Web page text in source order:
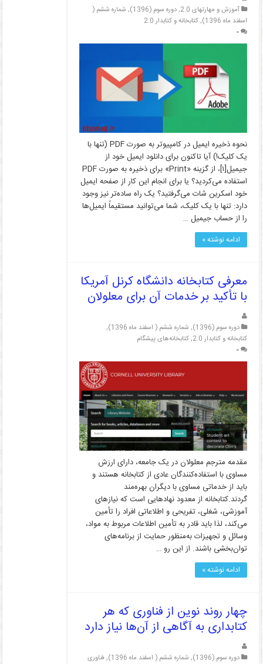
آموزش و مهارتهای 2.0 ,دوره سوم (1396) , شماره ششم (
اسفند ماه 1396)
,کتابخانه و کتابدار 2.0
۰
نحوه ذخیره ایمیل در کامپیوتر به صورت PDF (تنها با
یک کلیک!) آیا تاکنون برای دانلود ایمیل خود از
جیمیل[۱]، از گزینه «Print» برای ذخیره به صورت PDF
استفاده می‌کردید؟ یا برای انجام این کار از صفحه ایمیل
خود اسکرین شات می‌گرفتید؟ یک راه ساده‌تر نیز وجود
دارد: تنها با یک کلیک، شما می‌توانید مستقیماً ایمیل‌ها
را از حساب جیمیل …
ادامه نوشته »
معرفی کتابخانه دانشگاه کرنل آمریکا
با تأکید بر خدمات آن برای معلولان
دوره سوم (1396) , شماره ششم ( اسفند ماه 1396)
,
کتابخانه و کتابدار 2.0
,کتابخانه‌های پیشگام
۰
مقدمه مترجم معلولان در یک جامعه، دارای ارزش
مساوی با استفاده‌کنندگان عادی از کتابخانه هستند و
باید از خدماتی مساوی با دیگران بهره‌مند
گردند.کتابخانه از معدود نهادهایی است که نیازهای
آموزشی، شغلی، تفریحی و اطلاعاتی افراد را تأمین
می‌کند، لذا باید قادر به تأمین اطلاعات مربوط به مواد،
وسائل و تجهیزات به‌منظور حمایت از برنامه‌های
توان‌بخشی باشند. از این رو …
ادامه نوشته »
چهار روند نوین از فناوری که هر
کتابداری به آگاهی از آن‌ها نیاز دارد
دوره سوم (1396) , شماره ششم ( اسفند ماه 1396) , فناوری